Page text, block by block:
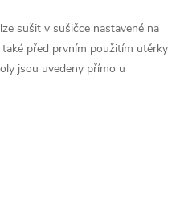
sušit v sušičce nastavené na
před prvním použitím utěrky
jsou uvedeny přímo u